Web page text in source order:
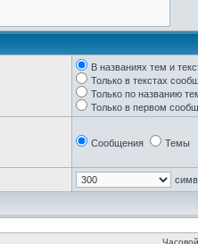
В названиях тем и
Только в текстах
Только по названию
Только в первом
Сообщения Темы